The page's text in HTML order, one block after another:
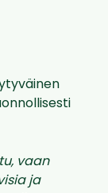
vaan
ja